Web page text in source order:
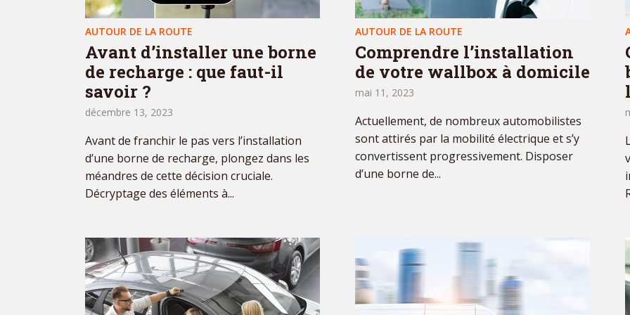
AUTOUR DE LA ROUTE
Avant d’installer une borne
de recharge : que faut-il
savoir ?
décembre 13, 2023
Avant de franchir le pas vers l’installation
d’une borne de recharge, plongez dans les
méandres de cette décision cruciale.
Décryptage des éléments à...
AUTOUR DE LA ROUTE
Comprendre l’installation
de votre wallbox à domicile
mai 11, 2023
Actuellement, de nombreux automobilistes
sont attirés par la mobilité électrique et s’y
convertissent progressivement. Disposer
d’une borne de...